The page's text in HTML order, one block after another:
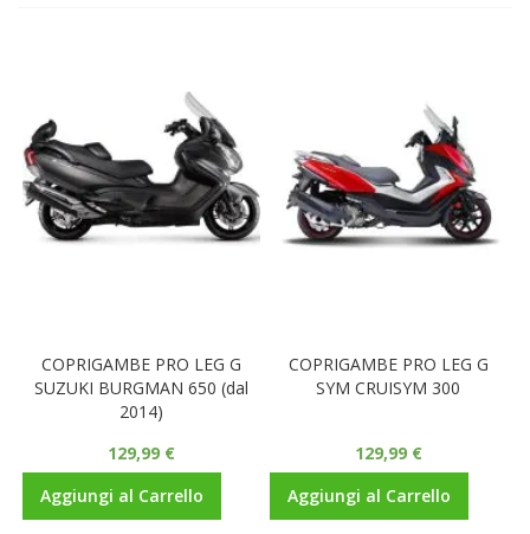
COPRIGAMBE PRO LEG G
SUZUKI BURGMAN 650 (dal
2014)
129,99 €
Aggiungi al Carrello
COPRIGAMBE PRO LEG G
SYM CRUISYM 300
129,99 €
Aggiungi al Carrello